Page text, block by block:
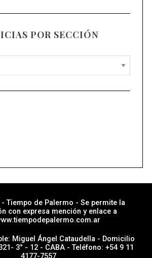
POR SECCIÓN
Tiempo de Palermo - Se permite la
con expresa mención y enlace a
Miguel Ángel Cataudella - Domicilio
3° - 12 - CABA - Teléfono: +54 9 11